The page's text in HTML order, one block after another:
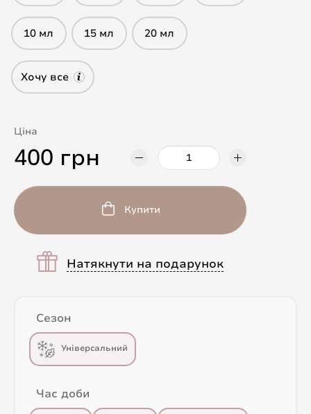
10 мл 15 мл 20 мл
Хочу все
Ціна
400 грн
Купити
Натякнути на подарунок
Сезон
Універсальний
Час доби